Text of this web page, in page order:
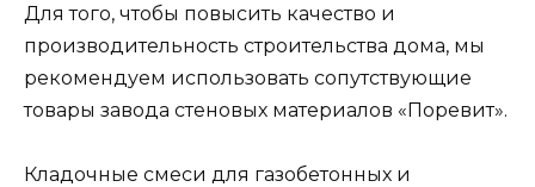
Для того, чтобы повысить качество и
производительность строительства дома, мы
рекомендуем использовать сопутствующие
товары завода стеновых материалов «Поревит».
Кладочные смеси для газобетонных и